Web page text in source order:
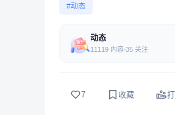
#动态
动态
11119 内容 35 关注
7 收藏